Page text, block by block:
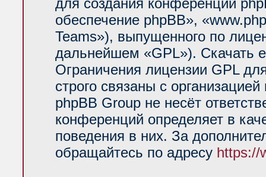
для создания конференций
обеспечение phpBB»,
Teams»), выпущенного по
дальнейшем «GPL»). Скачать
Ограничения лицензии GPL
строго связаны с
phpBB Group не несёт
конференций определяет в
поведения в них. За
обращайтесь по адресу https://